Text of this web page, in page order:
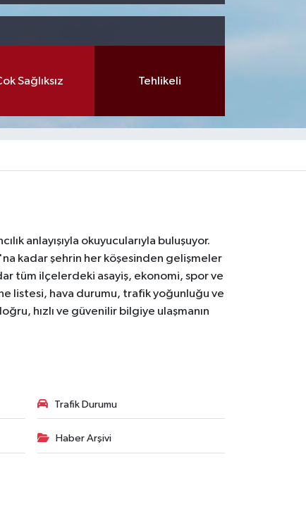
Sağlıksız Tehlikeli
anlayışıyla okuyucularıyla buluşuyor.
kadar şehrin her köşesinden gelişmeler
tüm ilçelerdeki asayiş, ekonomi, spor ve
listesi, hava durumu, trafik yoğunluğu ve
hızlı ve güvenilir bilgiye ulaşmanın
Trafik Durumu
Haber Arşivi